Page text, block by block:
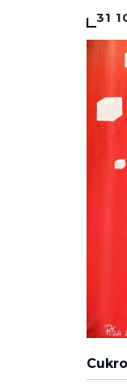
31
Používáme cookies
cílení (Facebook
zážitek a měřili
košík) jsou nutné a